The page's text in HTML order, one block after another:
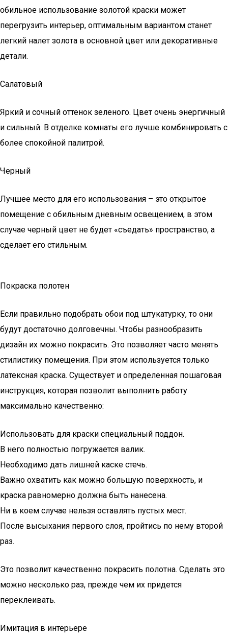
обильное использование золотой краски может
перегрузить интерьер, оптимальным вариантом станет
легкий налет золота в основной цвет или декоративные
детали.
Салатовый
Яркий и сочный оттенок зеленого. Цвет очень энергичный
и сильный. В отделке комнаты его лучше комбинировать с
более спокойной палитрой.
Черный
Лучшее место для его использования – это открытое
помещение с обильным дневным освещением, в этом
случае черный цвет не будет «съедать» пространство, а
сделает его стильным.
Покраска полотен
Если правильно подобрать обои под штукатурку, то они
будут достаточно долговечны. Чтобы разнообразить
дизайн их можно покрасить. Это позволяет часто менять
стилистику помещения. При этом используется только
латексная краска. Существует и определенная пошаговая
инструкция, которая позволит выполнить работу
максимально качественно:
Использовать для краски специальный поддон.
В него полностью погружается валик.
Необходимо дать лишней каске стечь.
Важно охватить как можно большую поверхность, и
краска равномерно должна быть нанесена.
Ни в коем случае нельзя оставлять пустых мест.
После высыхания первого слоя, пройтись по нему второй
раз.
Это позволит качественно покрасить полотна. Сделать это
можно несколько раз, прежде чем их придется
переклеивать.
Имитация в интерьере